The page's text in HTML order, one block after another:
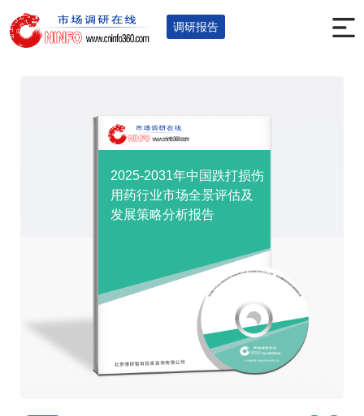
调研报告
您的位置：首页>调研报告 >医药保健
2025-2031年中国跌打损伤
用药行业市场全景评估及
发展策略分析报告